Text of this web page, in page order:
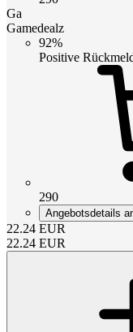
Ga
Gamedealz
92%
Positive
290
Angebotsdetails
22.24 EUR
22.24 EUR